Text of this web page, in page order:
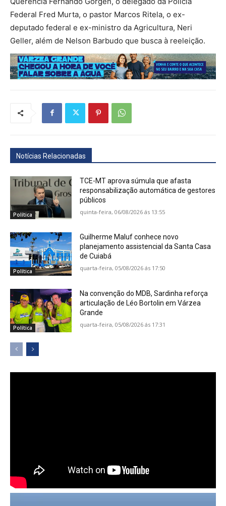
Federal Fred Murta, o pastor Marcos Ritela, o ex-
deputado federal e ex-ministro da Agricultura, Neri
Geller, além de Nelson Barbudo que busca à reeleição.
Notícias Relacionadas
Política
TCE-MT aprova súmula que afasta
responsabilização automática de gestores
públicos
quinta-feira, 06/08/2026 ás 13:55
Política
Guilherme Maluf conhece novo
planejamento assistencial da Santa Casa
de Cuiabá
quarta-feira, 05/08/2026 ás 17:50
Política
Na convenção do MDB, Sardinha reforça
articulação de Léo Bortolin em Várzea
Grande
quarta-feira, 05/08/2026 ás 17:31